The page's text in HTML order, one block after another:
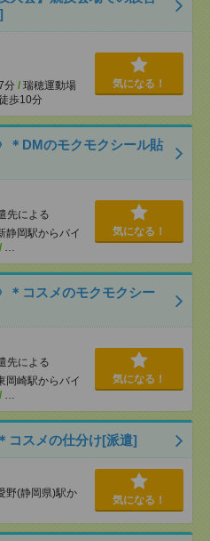
分 / 瑞穂運動場
歩10分
気になる！
＊DMのモクモクシール貼
先による
静岡駅からバイ
/ …
気になる！
＊コスメのモクモクシー
先による
岡崎駅からバイ
/ …
気になる！
コスメの仕分け[派遣]
野(静岡県)駅か
気になる！